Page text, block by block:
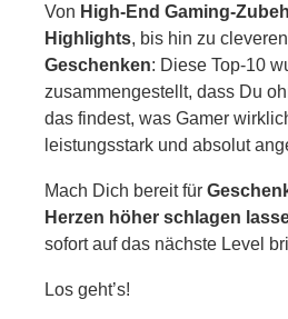
Von High-End Gaming-
Highlights, bis hin zu cleveren
Geschenken: Diese Top-10
zusammengestellt, dass Du
das findest, was Gamer
leistungsstark und absolut
Mach Dich bereit für
Herzen höher schlagen
sofort auf das nächste Level
Los geht’s!